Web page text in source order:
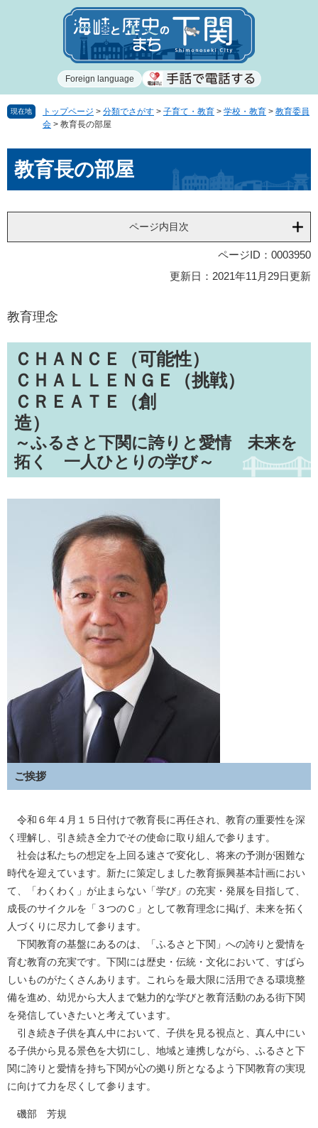
で
ば
Foreign language
現在地 トップページ > 分類でさがす > 子育て・教育 > 学校・教育 > 教育委員
会 > 教育長の部屋
文教育長の部屋
ページ内目次
ページID：0003950
更新日：2021年11月29日更新
教育理念
ＣＨＡＮＣＥ（可能性）
ＣＨＡＬＬＥＮＧＥ（挑戦）
ＣＲＥＡＴＥ（創
造）
～ふるさと下関に誇りと愛情 未来を
拓く 一人ひとりの学び～
ご挨拶
令和６年４月１５日付けで教育長に再任され、教育の重要性を深
く理解し、引き続き全力でその使命に取り組んで参ります。
社会は私たちの想定を上回る速さで変化し、将来の予測が困難な
時代を迎えています。新たに策定しました教育振興基本計画におい
て、「わくわく」が止まらない「学び」の充実・発展を目指して、
成長のサイクルを「３つのＣ」として教育理念に掲げ、未来を拓く
人づくりに尽力して参ります。
下関教育の基盤にあるのは、「ふるさと下関」への誇りと愛情を
育む教育の充実です。下関には歴史・伝統・文化において、すばら
しいものがたくさんあります。これらを最大限に活用できる環境整
備を進め、幼児から大人まで魅力的な学びと教育活動のある街下関
を発信していきたいと考えています。
引き続き子供を真ん中において、子供を見る視点と、真ん中にい
る子供から見る景色を大切にし、地域と連携しながら、ふるさと下
関に誇りと愛情を持ち下関が心の拠り所となるよう下関教育の実現
に向けて力を尽くして参ります。
磯部 芳規